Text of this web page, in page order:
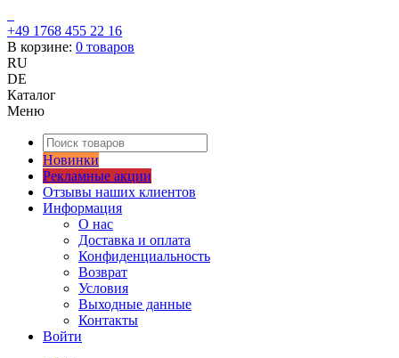
+49 1768 455 22 16
В корзине: 0 товаров
RU
DE
Каталог
Меню
Новинки
Рекламные акции
Отзывы наших клиентов
Информация
О нас
Доставка и оплата
Конфиденциальность
Возврат
Условия
Выходные данные
Контакты
Войти